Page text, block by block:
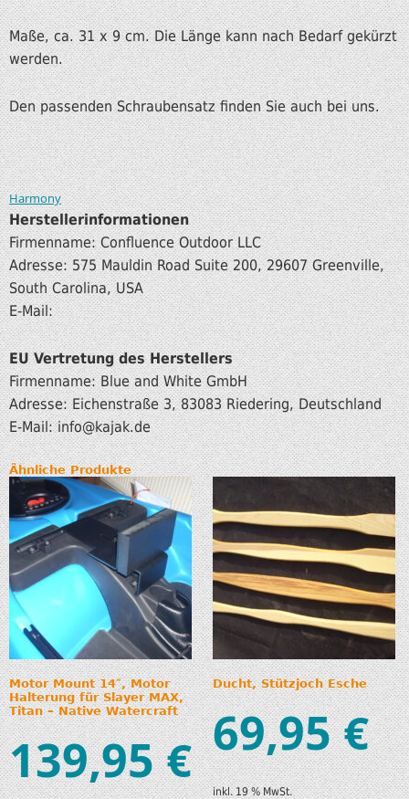
Maße, ca. 31 x 9 cm. Die Länge kann nach Bedarf gekürzt
werden.
Den passenden Schraubensatz finden Sie auch bei uns.
Harmony
Herstellerinformationen
Firmenname: Confluence Outdoor LLC
Adresse: 575 Mauldin Road Suite 200, 29607 Greenville,
South Carolina, USA
E-Mail:
EU Vertretung des Herstellers
Firmenname: Blue and White GmbH
Adresse: Eichenstraße 3, 83083 Riedering, Deutschland
E-Mail: info@kajak.de
Ähnliche Produkte
Motor Mount 14″, Motor
Halterung für Slayer MAX,
Titan – Native Watercraft
139,95€
Ducht, Stützjoch Esche
69,95€
inkl. 19 % MwSt.